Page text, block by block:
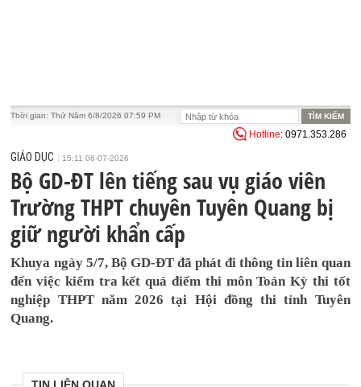
Thời gian:Thứ Năm 6/8/2026 07:59 PM
Hotline: 0971.353.286
GIÁO DỤC 15:11 06-07-2026
Bộ GD-ĐT lên tiếng sau vụ giáo viên
Trường THPT chuyên Tuyên Quang bị
giữ người khẩn cấp
Khuya ngày 5/7, Bộ GD-ĐT đã phát đi thông tin liên quan
đến việc kiểm tra kết quả điểm thi môn Toán Kỳ thi tốt
nghiệp THPT năm 2026 tại Hội đồng thi tỉnh Tuyên
Quang.